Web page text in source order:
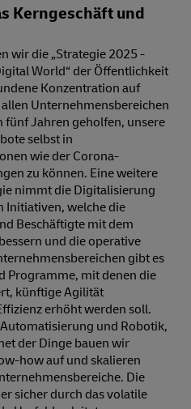
Kerngeschäft und
wir die „Strategie 2025 -
World“ der Öffentlichkeit
Konzentration auf
Unternehmensbereichen
fünf Jahren geholfen, unsere
selbst in
wie der Corona-
zu können. Eine weitere
nimmt die Digitalisierung
Initiativen, welche die
Beschäftigte mit dem
und die operative
gibt es
Programme, mit denen die
künftige Agilität
erhöht werden soll.
und Robotik,
der Dinge bauen wir
how auf und skalieren
Die
sicher durch das volatile